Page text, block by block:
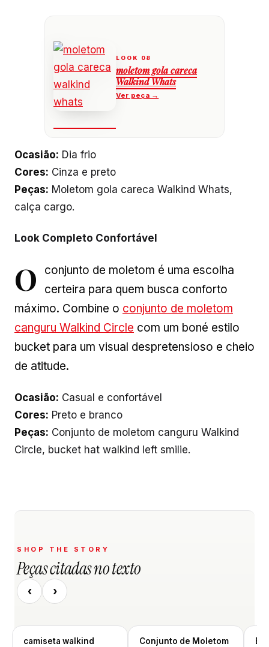
moletom gola careca
Walkind Whats
Ocasião: Dia frio
Cores: Cinza e preto
Peças: Moletom gola careca Walkind Whats,
calça cargo.
Look Completo Confortável
O
conjunto de moletom é uma escolha
certeira para quem busca conforto
máximo. Combine o conjunto de moletom
canguru Walkind Circle com um boné estilo
bucket para um visual despretensioso e cheio
de atitude.
Ocasião: Casual e confortável
Cores: Preto e branco
Peças: Conjunto de moletom canguru Walkind
Circle, bucket hat walkind left smilie.
SHOP THE STORY
Peças citadas no texto
‹ ›
camiseta walkind
Conjunto de Moletom